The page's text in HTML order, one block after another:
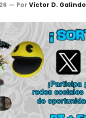
Por Víctor D. Galindo